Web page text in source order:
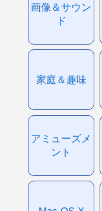
画像＆サウン
ド
家庭＆趣味
アミューズメ
ント